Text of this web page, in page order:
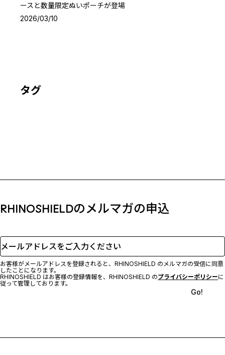
ースと数量限定ぬいポーチが登場
2026/03/10
タグ
RHINOSHIELDのメルマガの申込
メールアドレスをご入力ください
お客様がメールアドレスを登録されると、RHINOSHIELD のメルマガの受信に同意
したことになります。
RHINOSHIELD はお客様の登録情報を、RHINOSHIELD のプライバシーポリシーに
従って管理しております。
Go!